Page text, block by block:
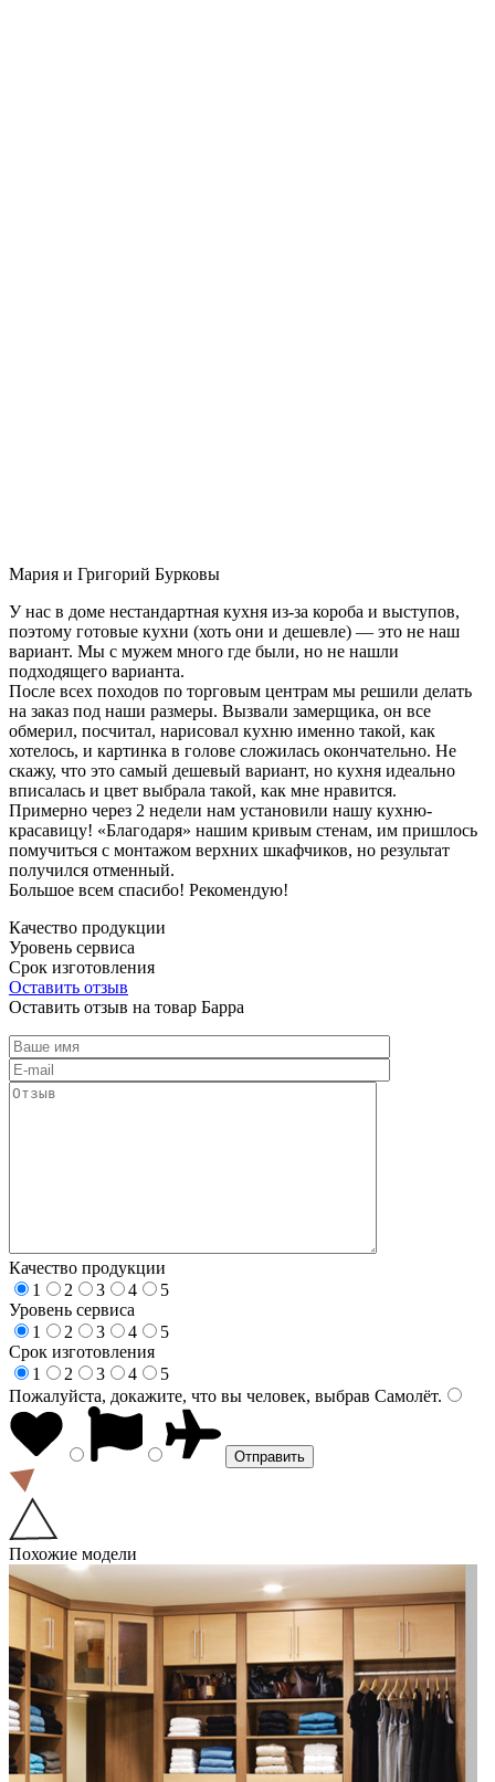
Мария и Григорий Бурковы
У нас в доме нестандартная кухня из-за короба и выступов,
поэтому готовые кухни (хоть они и дешевле) — это не наш
вариант. Мы с мужем много где были, но не нашли
подходящего варианта.
После всех походов по торговым центрам мы решили делать
на заказ под наши размеры. Вызвали замерщика, он все
обмерил, посчитал, нарисовал кухню именно такой, как
хотелось, и картинка в голове сложилась окончательно. Не
скажу, что это самый дешевый вариант, но кухня идеально
вписалась и цвет выбрала такой, как мне нравится.
Примерно через 2 недели нам установили нашу кухню-
красавицу! «Благодаря» нашим кривым стенам, им пришлось
помучиться с монтажом верхних шкафчиков, но результат
получился отменный.
Большое всем спасибо! Рекомендую!
Качество продукции
Уровень сервиса
Срок изготовления
Оставить отзыв
Оставить отзыв на товар Барра
Качество продукции
1
2 3 4
5
Уровень сервиса
1
2 3 4
5
Срок изготовления
1
2 3 4
5
Пожалуйста, докажите, что вы человек, выбрав Самолёт.
Похожие модели